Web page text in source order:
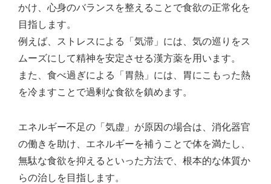
かけ、心身のバランスを整えることで食欲の正常化を
目指します。
例えば、ストレスによる「気滞」には、気の巡りをス
ムーズにして精神を安定させる漢方薬を用います。
また、食べ過ぎによる「胃熱」には、胃にこもった熱
を冷ますことで過剰な食欲を鎮めます。
エネルギー不足の「気虚」が原因の場合は、消化器官
の働きを助け、エネルギーを補うことで体を満たし、
無駄な食欲を抑えるといった方法で、根本的な体質か
らの治しを目指します。